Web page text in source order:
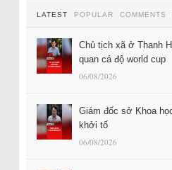
LATEST POPULAR COMMENTS
Chủ tịch xã ở Thanh
quan cá độ world cup
06/08/2026
Giám đốc sở Khoa
khởi tố
06/08/2026